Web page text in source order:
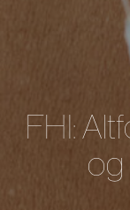
FHI:
og